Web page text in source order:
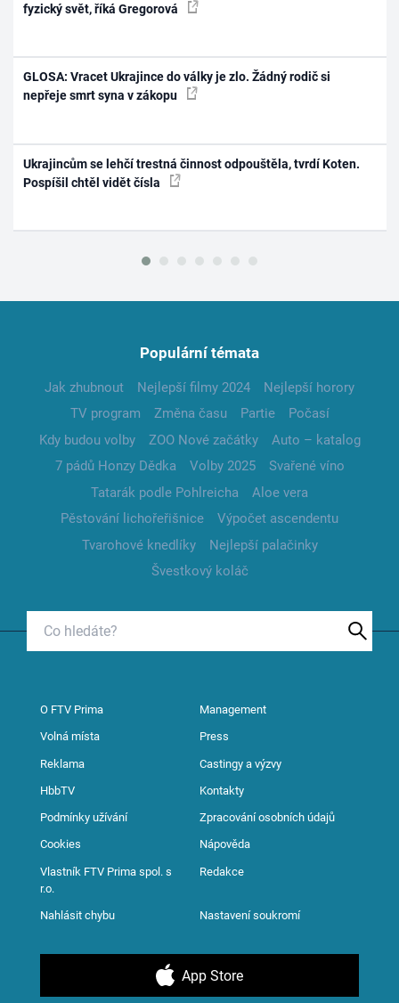
fyzický svět, říká Gregorová
GLOSA: Vracet Ukrajince do války je zlo. Žádný rodič si
nepřeje smrt syna v zákopu
Ukrajincům se lehčí trestná činnost odpouštěla, tvrdí Koten.
Pospíšil chtěl vidět čísla
Populární témata
Jak zhubnout Nejlepší filmy 2024
Nejlepší horory
TV program
Změna času Partie
Počasí
Kdy budou volby
ZOO Nové začátky
Auto – katalog
7 pádů Honzy Dědka
Volby 2025
Svařené víno
Tatarák podle Pohlreicha
Aloe vera
Pěstování lichořeřišnice
Výpočet ascendentu
Tvarohové knedlíky
Nejlepší palačinky
Švestkový koláč
O FTV Prima Management
Volná místa Press
Reklama Castingy a výzvy
HbbTV Kontakty
Podmínky užívání Zpracování osobních údajů
Cookies Nápověda
Vlastník FTV Prima spol. s
r.o.
Redakce
Nahlásit chybu Nastavení soukromí
App Store